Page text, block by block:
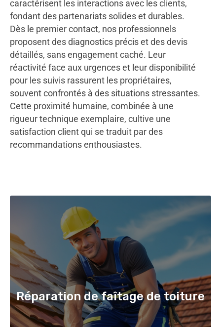
caractérisent les interactions avec les clients,
fondant des partenariats solides et durables.
Dès le premier contact, nos professionnels
proposent des diagnostics précis et des devis
détaillés, sans engagement caché. Leur
réactivité face aux urgences et leur disponibilité
pour les suivis rassurent les propriétaires,
souvent confrontés à des situations stressantes.
Cette proximité humaine, combinée à une
rigueur technique exemplaire, cultive une
satisfaction client qui se traduit par des
recommandations enthousiastes.
Réparation de faîtage de toiture